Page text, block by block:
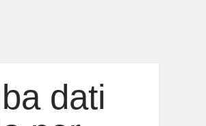
dati